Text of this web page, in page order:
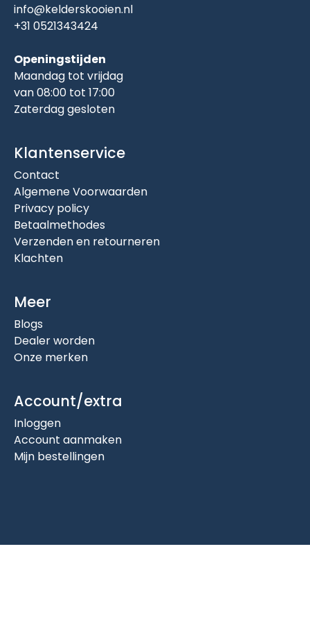
info@kelderskooien.nl
+31 0521343424
Openingstijden
Maandag tot vrijdag
van 08:00 tot 17:00
Zaterdag gesloten
Klantenservice
Contact
Algemene Voorwaarden
Privacy policy
Betaalmethodes
Verzenden en retourneren
Klachten
Meer
Blogs
Dealer worden
Onze merken
Account/extra
Inloggen
Account aanmaken
Mijn bestellingen